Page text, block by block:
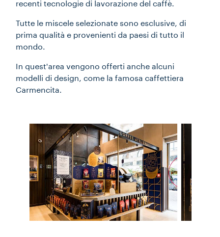
recenti tecnologie di lavorazione del caffè.
Tutte le miscele selezionate sono esclusive, di
prima qualità e provenienti da paesi di tutto il
mondo.
In quest'area vengono offerti anche alcuni
modelli di design, come la famosa caffettiera
Carmencita.